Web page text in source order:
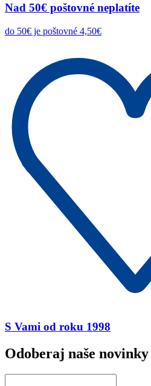
Nad 50€ poštovné neplatíte
do 50€ je poštovné 4,50€
S Vami od roku 1998
Odoberaj naše novinky